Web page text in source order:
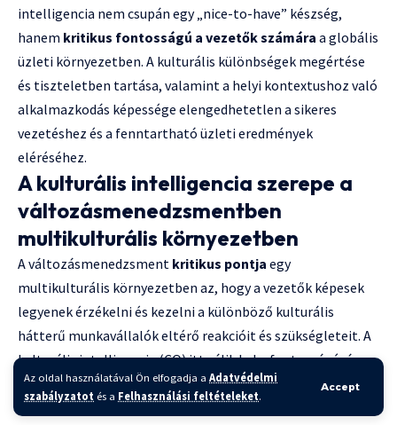
Az oldal használatával Ön elfogadja a Adatvédelmi
szabályzatot és a Felhasználási feltételeket.
Accept
intelligencia nem csupán egy „nice-to-have” készség,
hanem kritikus fontosságú a vezetők számára a globális
üzleti környezetben. A kulturális különbségek megértése
és tiszteletben tartása, valamint a helyi kontextushoz való
alkalmazkodás képessége elengedhetetlen a sikeres
vezetéshez és a fenntartható üzleti eredmények
eléréséhez.
A kulturális intelligencia szerepe a
változásmenedzsmentben
multikulturális környezetben
A változásmenedzsment kritikus pontja egy
multikulturális környezetben az, hogy a vezetők képesek
legyenek érzékelni és kezelni a különböző kulturális
hátterű munkavállalók eltérő reakcióit és szükségleteit. A
kulturális intelligencia (CQ) itt válik kulcsfontosságúvá.
Egy változás bevezetésekor a vezetőknek fel kell
ismerniük, hogy ami az egyik kultúrában elfogadott és